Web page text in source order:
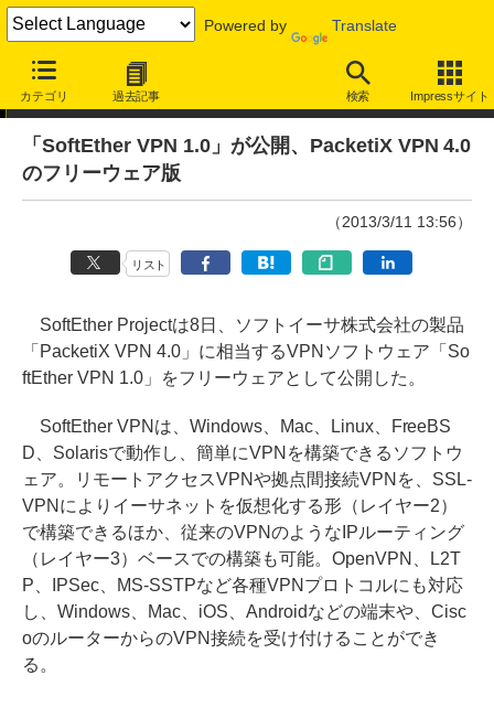
Powered by Translate
カテゴリ 過去記事 検索 Impressサイト
ニュース
「SoftEther VPN 1.0」が公開、PacketiX VPN 4.0
のフリーウェア版
（2013/3/11 13:56）
リスト
SoftEther Projectは8日、ソフトイーサ株式会社の製品
「PacketiX VPN 4.0」に相当するVPNソフトウェア「So
ftEther VPN 1.0」をフリーウェアとして公開した。
SoftEther VPNは、Windows、Mac、Linux、FreeBS
D、Solarisで動作し、簡単にVPNを構築できるソフトウ
ェア。リモートアクセスVPNや拠点間接続VPNを、SSL-
VPNによりイーサネットを仮想化する形（レイヤー2）
で構築できるほか、従来のVPNのようなIPルーティング
（レイヤー3）ベースでの構築も可能。OpenVPN、L2T
P、IPSec、MS-SSTPなど各種VPNプロトコルにも対応
し、Windows、Mac、iOS、Androidなどの端末や、Cisc
oのルーターからのVPN接続を受け付けることができ
る。